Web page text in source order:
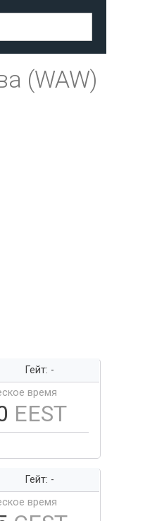
(WAW)
Гейт: -
время
EEST
Гейт: -
время